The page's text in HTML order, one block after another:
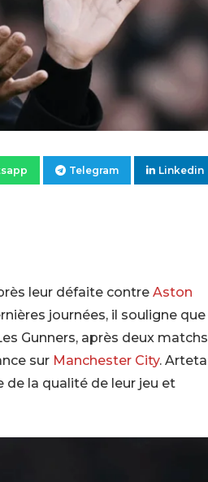
Telegram Linkedin
leur défaite contre Aston
journées, il souligne que
Gunners, après deux matchs
sur Manchester City. Arteta
la qualité de leur jeu et